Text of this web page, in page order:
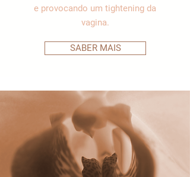
e provocando um tightening da
vagina.
SABER MAIS